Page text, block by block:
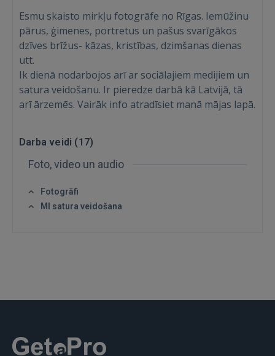
Esmu skaisto mirkļu fotogrāfe no Rīgas. Iemūžinu
pārus, ģimenes, portretus un pašus svarīgākos
dzīves brīžus- kāzas, kristības, dzimšanas dienas
utt.
Ik dienā nodarbojos arī ar sociālajiem medijiem un
satura veidošanu. Ir pieredze darbā kā Latvijā, tā
arī ārzemēs. Vairāk info atradīsiet manā mājas lapā.
Darba veidi (17)
Foto, video un audio
Fotogrāfi
MI satura veidošana